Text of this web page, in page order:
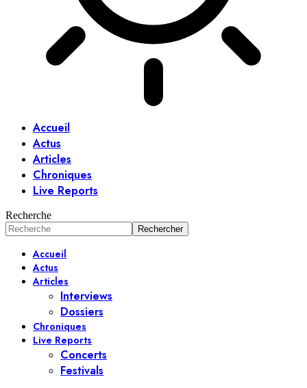
Accueil
Actus
Articles
Chroniques
Live Reports
Recherche
Accueil
Actus
Articles
Interviews
Dossiers
Chroniques
Live Reports
Concerts
Festivals